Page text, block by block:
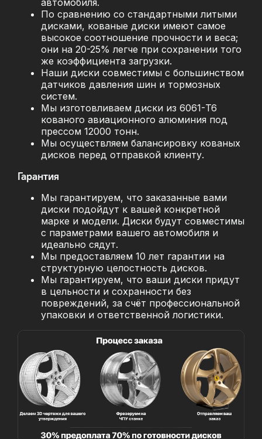
По сравнению со стандартными литыми
дисками, кованые диски имеют самое
высокое соотношение прочности и веса;
они на 20-25% легче при сохранении того
же коэффициента загрузки.
Наши диски совместимы с большинством
датчиков давления шин и тормозных
систем.
Мы изготовливаем диски из 6061-T6
кованого авиационного алюминия под
прессом 12000 тонн.
Мы осуществляем балансировку кованых
дисков перед отправкой клиенту.
Гарантия
Мы гарантируем, что заказанные вами
диски подойдут к вашей конкретной
марке и модели. Диски будут совместимы
с параметрами вашего автомобиля и
идеально сядут.
Мы предоставляем 10 лет гарантии на
структурную целостность дисков.
Мы гарантируем, что ваши диски придут
в цельности и сохранности без
повреждений, за счёт профессиональной
упаковки и ответственной логистики.